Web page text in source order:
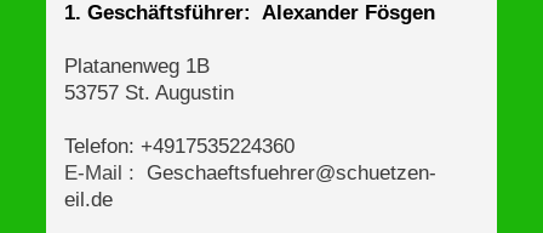
1. Geschäftsführer: Alexander Fösgen
Platanenweg 1B
53757 St. Augustin
Telefon: +4917535224360
E-Mail :
Geschaeftsfuehrer@schuetzen-
eil.de